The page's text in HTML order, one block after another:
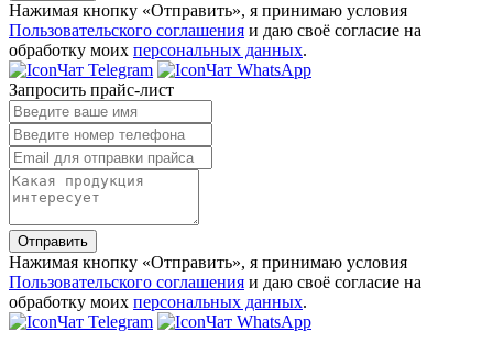
Нажимая кнопку «Отправить», я принимаю условия
Пользовательского соглашения и даю своё согласие на
обработку моих персональных данных.
Чат Telegram
Чат WhatsApp
Запросить прайс-лист
Отправить
Нажимая кнопку «Отправить», я принимаю условия
Пользовательского соглашения и даю своё согласие на
обработку моих персональных данных.
Чат Telegram
Чат WhatsApp